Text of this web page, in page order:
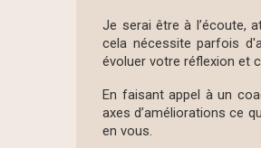
Je serai être à l’écoute,
cela nécessite parfois
évoluer votre réflexion et
En faisant appel à un
axes d’améliorations ce
en vous.